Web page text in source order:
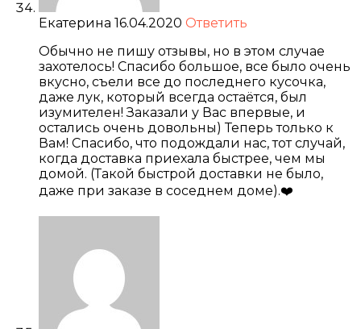
Екатерина 16.04.2020 Ответить
Обычно не пишу отзывы, но в этом случае
захотелось! Спасибо большое, все было очень
вкусно, съели все до последнего кусочка,
даже лук, который всегда остаётся, был
изумителен! Заказали у Вас впервые, и
остались очень довольны) Теперь только к
Вам! Спасибо, что подождали нас, тот случай,
когда доставка приехала быстрее, чем мы
домой. (Такой быстрой доставки не было,
даже при заказе в соседнем доме).❤️